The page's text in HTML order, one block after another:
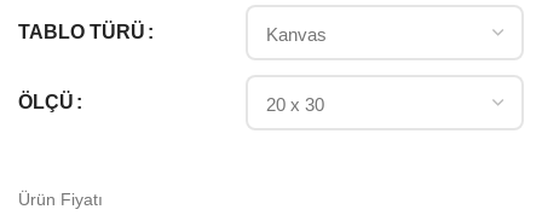
TABLO TÜRÜ
ÖLÇÜ
Ürün Fiyatı